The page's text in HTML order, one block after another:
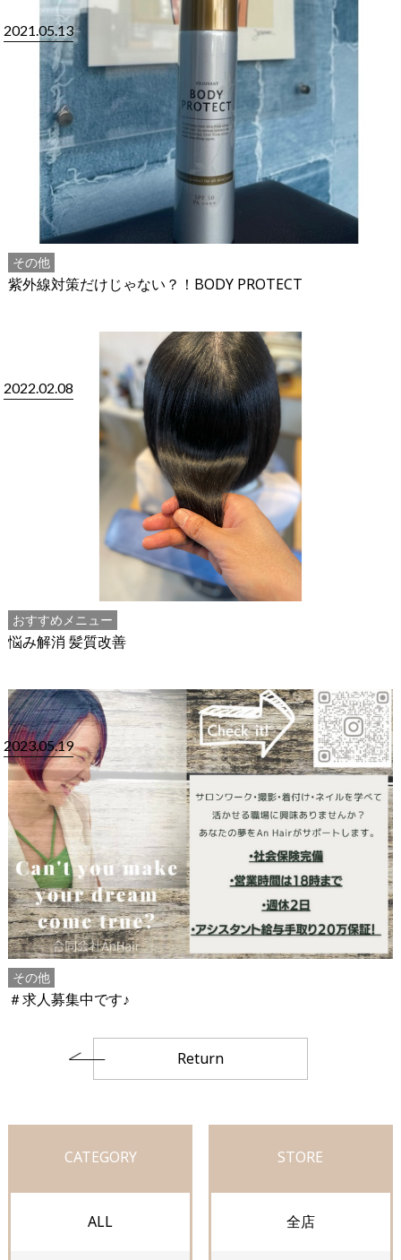
2021.05.13
その他
紫外線対策だけじゃない？！BODY PROTECT
2022.02.08
おすすめメニュー
悩み解消 髪質改善
2023.05.19
その他
＃求人募集中です♪
Return
CATEGORY
ALL
STORE
全店